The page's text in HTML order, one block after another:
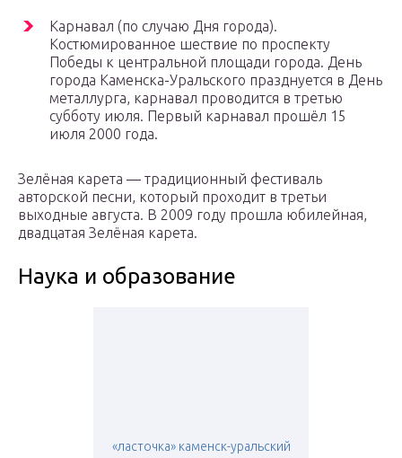
Карнавал (по случаю Дня города).
Костюмированное шествие по проспекту
Победы к центральной площади города. День
города Каменска-Уральского празднуется в День
металлурга, карнавал проводится в третью
субботу июля. Первый карнавал прошёл 15
июля 2000 года.
Зелёная карета — традиционный фестиваль
авторской песни, который проходит в третьи
выходные августа. В 2009 году прошла юбилейная,
двадцатая Зелёная карета.
Наука и образование
«ласточка» каменск-уральский